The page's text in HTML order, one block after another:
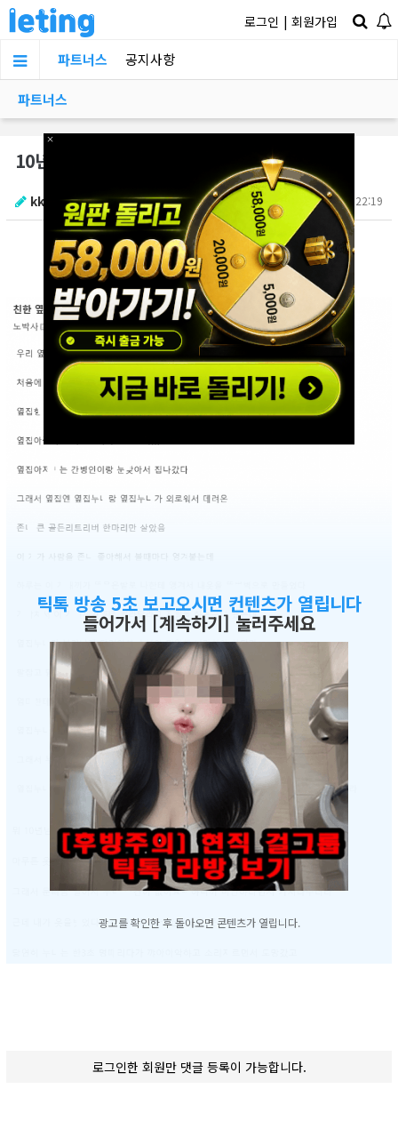
로그인 | 회원가입
파트너스 공지사항
파트너스
10년 넘은 이웃집 옆집 누ㄴ..r와 신박한 ㅅㅅ 썰
kkkkk1212 2025.11.10 22:19
틱톡 방송 5초 보고오시면 컨텐츠가 열립니다
들어가서 [계속하기] 눌러주세요
광고를 확인한 후 돌아오면 콘텐츠가 열립니다.
로그인한 회원만 댓글 등록이 가능합니다.
×